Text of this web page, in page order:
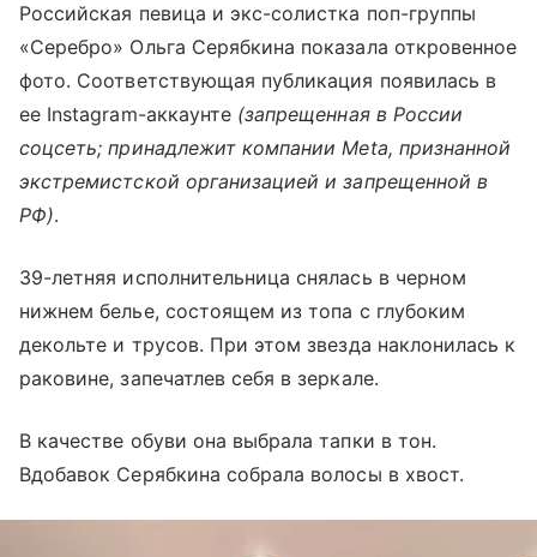
Российская певица и экс-солистка поп-группы
«Серебро» Ольга Серябкина показала откровенное
фото. Соответствующая публикация появилась в
ее Instagram-аккаунте (запрещенная в России
соцсеть; принадлежит компании Meta, признанной
экстремистской организацией и запрещенной в
РФ).
39-летняя исполнительница снялась в черном
нижнем белье, состоящем из топа с глубоким
декольте и трусов. При этом звезда наклонилась к
раковине, запечатлев себя в зеркале.
В качестве обуви она выбрала тапки в тон.
Вдобавок Серябкина собрала волосы в хвост.